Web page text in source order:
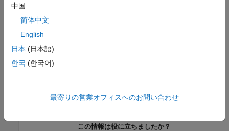
バージョン履歴
R2006a より前に導入
参考
slice |interp3
流体データのスライス
この情報は役に立ちましたか？
中国
简体中文
English
日本 (日本語)
한국 (한국어)
最寄りの営業オフィスへのお問い合わせ